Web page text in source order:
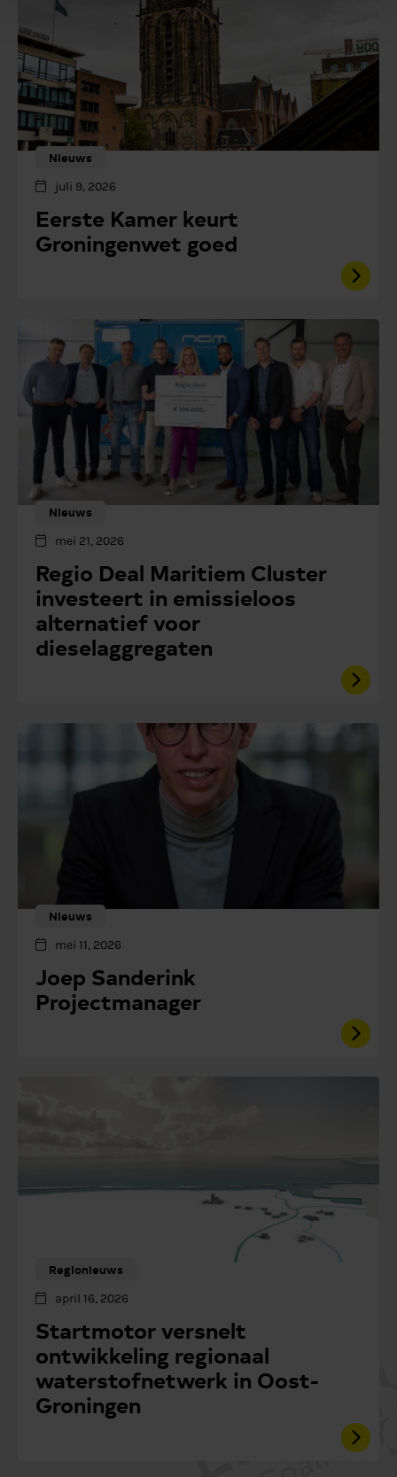
Nieuws
juli 9, 2026
Eerste Kamer keurt
Groningenwet goed
Nieuws
mei 21, 2026
Regio Deal Maritiem Cluster
investeert in emissieloos
alternatief voor
dieselaggregaten
Nieuws
mei 11, 2026
Joep Sanderink
Projectmanager
Regionieuws
april 16, 2026
Startmotor versnelt
ontwikkeling regionaal
waterstofnetwerk in Oost-
Groningen